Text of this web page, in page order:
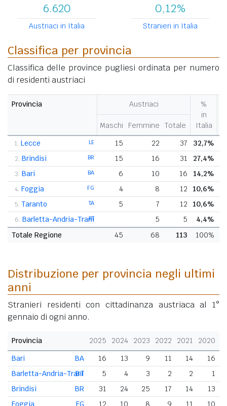
6.620
Austriaci in Italia
0,12%
Stranieri in Italia
Classifica per provincia
Classifica delle province pugliesi ordinata per numero
di residenti austriaci
Provincia Austriaci
%
in
Italia
Maschi Femmine Totale
1. LE
Lecce 15 22 37 32,7%
2. BR
Brindisi 15 16 31 27,4%
3. BA
Bari 6 10 16 14,2%
4. FG
Foggia 4 8 12 10,6%
5. TA
Taranto 5 7 12 10,6%
6. BT
Barletta-Andria-Trani 5 5 4,4%
Totale Regione
45 68 113 100%
Distribuzione per provincia negli ultimi
anni
Stranieri residenti con cittadinanza austriaca al 1°
gennaio di ogni anno.
Provincia 2025 2024 2023 2022 2021
2020
BA
Bari 16 13 9 11 14
16
BT
Barletta-Andria-Trani 5 4 3 2 2
1
BR
Brindisi 31 24 25 17 14
13
FG
Foggia 12 10 8 9 11
10